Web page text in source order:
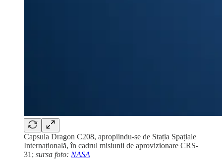
Capsula Dragon C208, apropiindu-se de Stația Spațiale
Internațională, în cadrul misiunii de aprovizionare CRS-
31; sursa foto: NASA